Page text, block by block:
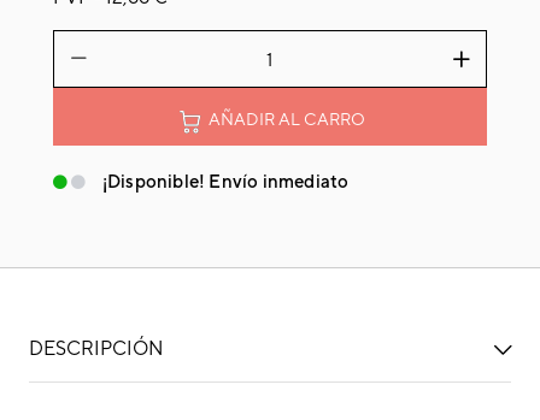
AÑADIR AL CARRO
¡Disponible! Envío inmediato
DESCRIPCIÓN